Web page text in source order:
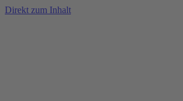
Direkt zum Inhalt